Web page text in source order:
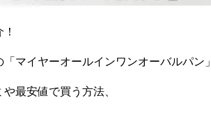
マイヤーオールインワンオーバルパン」
最安値で買う方法、